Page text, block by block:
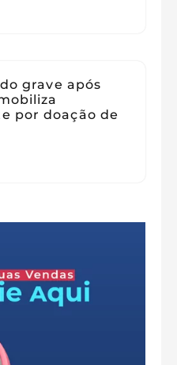
grave após
por doação de